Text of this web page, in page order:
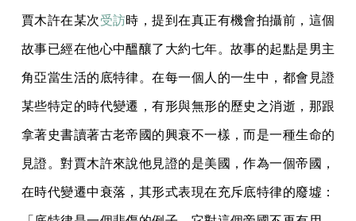
賈木許在某次受訪時，提到在真正有機會拍攝前，這個
故事已經在他心中醞釀了大約七年。故事的起點是男主
角亞當生活的底特律。在每一個人的一生中，都會見證
某些特定的時代變遷，有形與無形的歷史之消逝，那跟
拿著史書讀著古老帝國的興衰不一樣，而是一種生命的
見證。對賈木許來說他見證的是美國，作為一個帝國，
在時代變遷中衰落，其形式表現在充斥底特律的廢墟：